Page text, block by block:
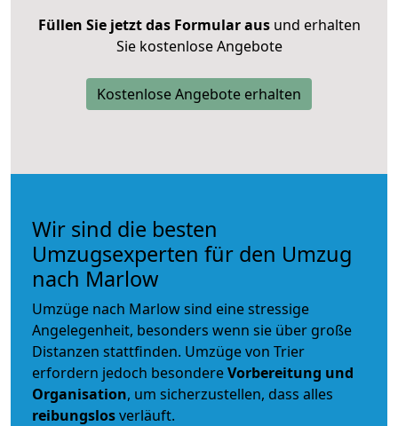
Füllen Sie jetzt das Formular ausund erhalten
Sie kostenlose Angebote
Kostenlose Angebote erhalten
Wir sind die besten
Umzugsexperten für den Umzug
nach Marlow
Umzüge nach Marlow sind eine stressige
Angelegenheit, besonders wenn sie über große
Distanzen stattfinden. Umzüge von Trier
erfordern jedoch besondereVorbereitung und
Organisation, um sicherzustellen, dass alles
reibungslosverläuft.